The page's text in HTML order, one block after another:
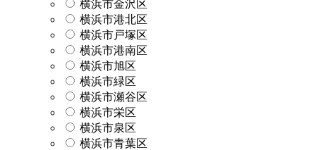
横浜市金沢区
横浜市港北区
横浜市戸塚区
横浜市港南区
横浜市旭区
横浜市緑区
横浜市瀬谷区
横浜市栄区
横浜市泉区
横浜市青葉区